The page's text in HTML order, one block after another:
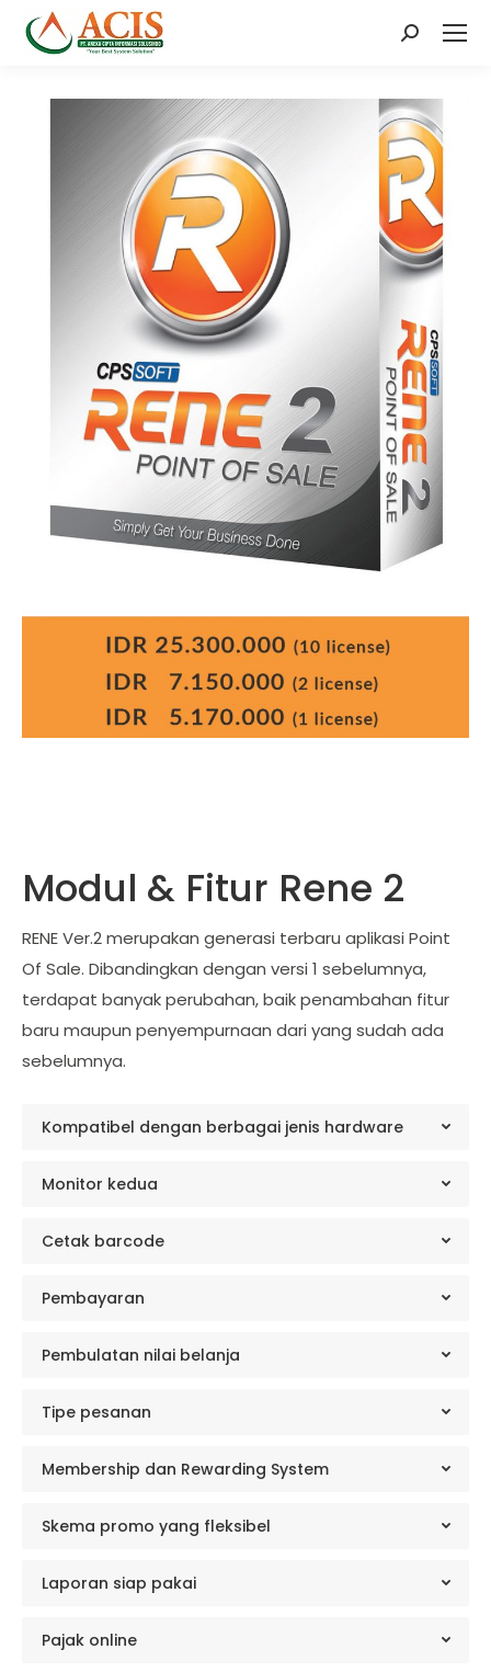
Search:
Modul & Fitur Rene 2
RENE Ver.2 merupakan generasi terbaru aplikasi Point
Of Sale. Dibandingkan dengan versi 1 sebelumnya,
terdapat banyak perubahan, baik penambahan fitur
baru maupun penyempurnaan dari yang sudah ada
sebelumnya.
Kompatibel dengan berbagai jenis hardware
Monitor kedua
Cetak barcode
Pembayaran
Pembulatan nilai belanja
Tipe pesanan
Membership dan Rewarding System
Skema promo yang fleksibel
Laporan siap pakai
Pajak online